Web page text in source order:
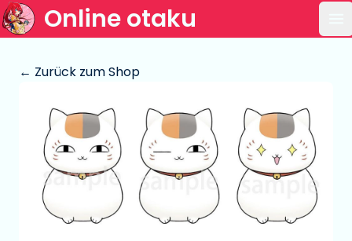
Online otaku
← Zurück zum Shop